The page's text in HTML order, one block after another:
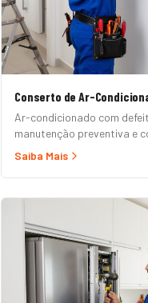
Conserto de Ar-
Ar-condicionado com
manutenção preventiva e
e modelos convencionais.
Saiba Mais